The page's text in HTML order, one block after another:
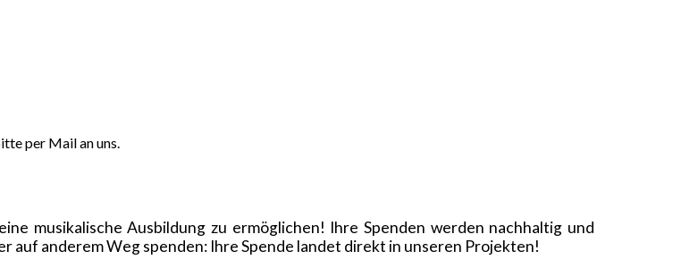
per Mail an uns.
musikalische Ausbildung zu ermöglichen! Ihre Spenden werden nachhaltig und
auf anderem Weg spenden: Ihre Spende landet direkt in unseren Projekten!